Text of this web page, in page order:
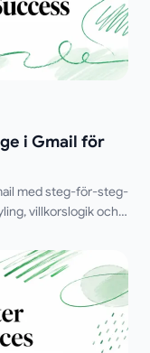
i Gmail för
med steg-för-steg-
villkorslogik och